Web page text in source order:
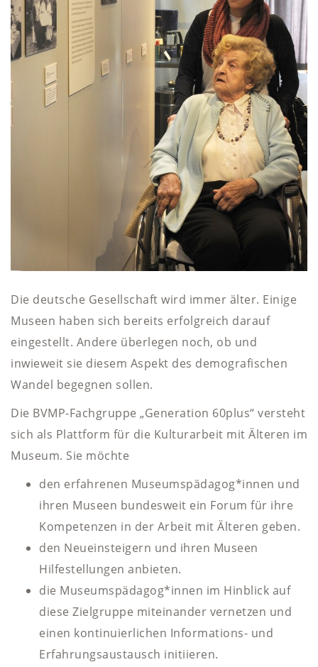
Die deutsche Gesellschaft wird immer älter. Einige
Museen haben sich bereits erfolgreich darauf
eingestellt. Andere überlegen noch, ob und
inwieweit sie diesem Aspekt des demografischen
Wandel begegnen sollen.
Die BVMP-Fachgruppe „Generation 60plus“ versteht
sich als Plattform für die Kulturarbeit mit Älteren im
Museum. Sie möchte
den erfahrenen Museumspädagog*innen und
ihren Museen bundesweit ein Forum für ihre
Kompetenzen in der Arbeit mit Älteren geben.
den Neueinsteigern und ihren Museen
Hilfestellungen anbieten.
die Museumspädagog*innen im Hinblick auf
diese Zielgruppe miteinander vernetzen und
einen kontinuierlichen Informations- und
Erfahrungsaustausch initiieren.